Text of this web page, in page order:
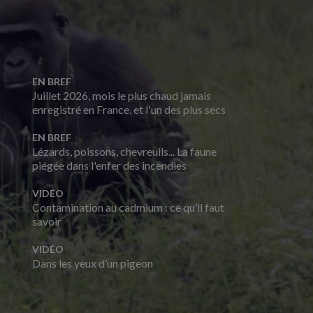
EN BREF
Juillet 2026, mois le plus chaud jamais
enregistré en France, et l'un des plus secs
EN BREF
Lézards, poissons, chevreuils... La faune
piégée dans l'enfer des incendies
VIDÉO
Contamination au cadmium : ce qu’il faut
savoir
VIDÉO
Dans les yeux d’un pigeon